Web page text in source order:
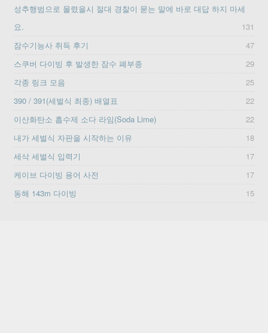
성추행범으로 몰렸을시 절대 경찰이 묻는 말에 바로 대답 하지 마세
요.
131
잠수기능사 취득 후기
47
스쿠버 다이빙 후 발생한 잠수 폐부종
29
각종 링크 모음
25
390 / 391(세벌식 최종) 배열표
22
이산화탄소 흡수제 소다 라임(Soda Lime)
22
내가 세벌식 자판을 시작하는 이유
18
세삭 세벌식 입력기
17
케이브 다이빙 용어 사전
17
동해 143m 다이빙
15